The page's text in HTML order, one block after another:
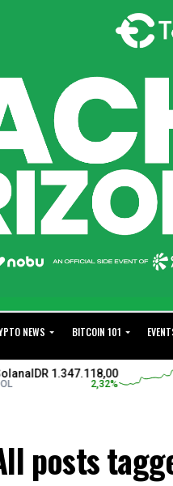
NEWS BITCOIN 101
IDR 1.347.118,00
%
posts